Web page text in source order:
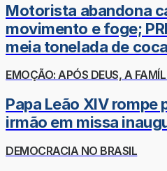
Motorista abandona
movimento e foge;
meia tonelada de
EMOÇÃO: APÓS DEUS, A
Papa Leão XIV
irmão em missa
DEMOCRACIA NO BRASIL